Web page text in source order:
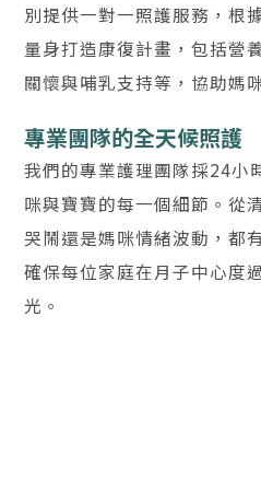
別提供一對一照護服務，根
量身打造康復計畫，包括營
關懷與哺乳支持等，協助媽
專業團隊的全天候照護
我們的專業護理團隊採24小
咪與寶寶的每一個細節。從
哭鬧還是媽咪情緒波動，都
確保每位家庭在月子中心度
光。